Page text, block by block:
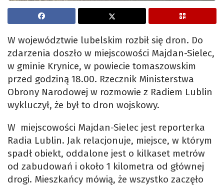
W województwie lubelskim rozbił się dron. Do
zdarzenia doszło w miejscowości Majdan-Sielec,
w gminie Krynice, w powiecie tomaszowskim
przed godziną 18.00. Rzecznik Ministerstwa
Obrony Narodowej w rozmowie z Radiem Lublin
wykluczył, że był to dron wojskowy.
W miejscowości Majdan-Sielec jest reporterka
Radia Lublin. Jak relacjonuje, miejsce, w którym
spadł obiekt, oddalone jest o kilkaset metrów
od zabudowań i około 1 kilometra od głównej
drogi. Mieszkańcy mówią, że wszystko zaczęło